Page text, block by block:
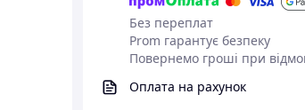
Без переплат
Prom гарантує безпеку
Повернемо гроші при
Оплата на рахунок